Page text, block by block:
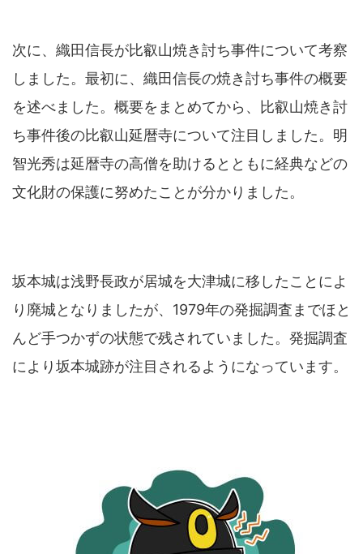
次に、織田信長が比叡山焼き討ち事件について考察
しました。最初に、織田信長の焼き討ち事件の概要
を述べました。概要をまとめてから、比叡山焼き討
ち事件後の比叡山延暦寺について注目しました。明
智光秀は延暦寺の高僧を助けるとともに経典などの
文化財の保護に努めたことが分かりました。
坂本城は浅野長政が居城を大津城に移したことによ
り廃城となりましたが、1979年の発掘調査までほと
んど手つかずの状態で残されていました。発掘調査
により坂本城跡が注目されるようになっています。